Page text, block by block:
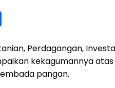
a
r
e
Perdagangan,
kekagumannya
pangan.